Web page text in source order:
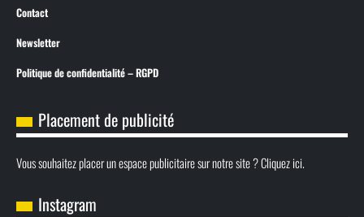
Contact
Newsletter
Politique de confidentialité – RGPD
Placement de publicité
Vous souhaitez placer un espace publicitaire sur notre site ? Cliquez ici.
Instagram